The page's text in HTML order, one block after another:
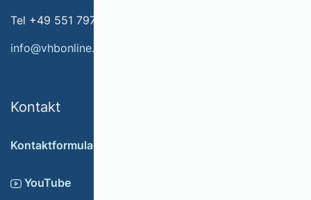
Tel +49 551 79778-566
info@vhbonline.org
Kontakt
Kontaktformular
YouTube